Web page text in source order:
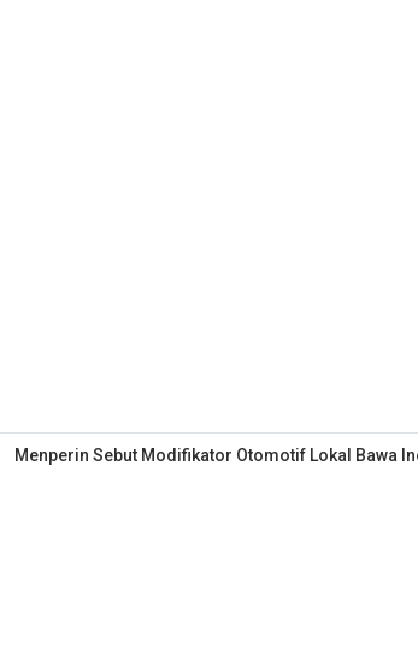
Menperin Sebut Modifikator Otomotif Lokal Bawa